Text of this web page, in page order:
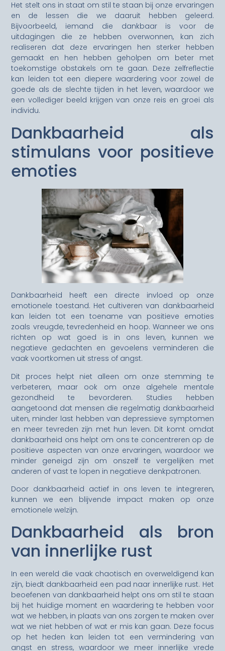
Het stelt ons in staat om stil te staan bij onze ervaringen
en de lessen die we daaruit hebben geleerd.
Bijvoorbeeld, iemand die dankbaar is voor de
uitdagingen die ze hebben overwonnen, kan zich
realiseren dat deze ervaringen hen sterker hebben
gemaakt en hen hebben geholpen om beter met
toekomstige obstakels om te gaan. Deze zelfreflectie
kan leiden tot een diepere waardering voor zowel de
goede als de slechte tijden in het leven, waardoor we
een vollediger beeld krijgen van onze reis en groei als
individu.
Dankbaarheid als
stimulans voor positieve
emoties
Dankbaarheid heeft een directe invloed op onze
emotionele toestand. Het cultiveren van dankbaarheid
kan leiden tot een toename van positieve emoties
zoals vreugde, tevredenheid en hoop. Wanneer we ons
richten op wat goed is in ons leven, kunnen we
negatieve gedachten en gevoelens verminderen die
vaak voortkomen uit stress of angst.
Dit proces helpt niet alleen om onze stemming te
verbeteren, maar ook om onze algehele mentale
gezondheid te bevorderen. Studies hebben
aangetoond dat mensen die regelmatig dankbaarheid
uiten, minder last hebben van depressieve symptomen
en meer tevreden zijn met hun leven. Dit komt omdat
dankbaarheid ons helpt om ons te concentreren op de
positieve aspecten van onze ervaringen, waardoor we
minder geneigd zijn om onszelf te vergelijken met
anderen of vast te lopen in negatieve denkpatronen.
Door dankbaarheid actief in ons leven te integreren,
kunnen we een blijvende impact maken op onze
emotionele welzijn.
Dankbaarheid als bron
van innerlijke rust
In een wereld die vaak chaotisch en overweldigend kan
zijn, biedt dankbaarheid een pad naar innerlijke rust. Het
beoefenen van dankbaarheid helpt ons om stil te staan
bij het huidige moment en waardering te hebben voor
wat we hebben, in plaats van ons zorgen te maken over
wat we niet hebben of wat er mis kan gaan. Deze focus
op het heden kan leiden tot een vermindering van
angst en stress, waardoor we meer innerlijke vrede